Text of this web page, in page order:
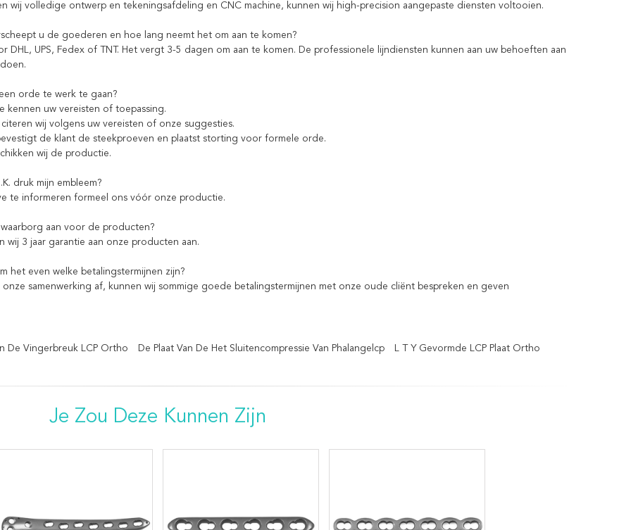
wij volledige ontwerp en tekeningsafdeling en CNC machine, kunnen wij high-precision aangepaste diensten voltooien.
u de goederen en hoe lang neemt het om aan te komen?
DHL, UPS, Fedex of TNT. Het vergt 3-5 dagen om aan te komen. De professionele lijndiensten kunnen aan uw behoeften aan
orde te werk te gaan?
kennen uw vereisten of toepassing.
wij volgens uw vereisten of onze suggesties.
de klant de steekproeven en plaatst storting voor formele orde.
wij de productie.
druk mijn embleem?
te informeren formeel ons vóór onze productie.
aan voor de producten?
wij 3 jaar garantie aan onze producten aan.
het even welke betalingstermijnen zijn?
onze samenwerking af, kunnen wij sommige goede betalingstermijnen met onze oude cliënt bespreken en geven
De Vingerbreuk LCP Ortho De Plaat Van De Het Sluitencompressie Van Phalangelcp L T Y Gevormde LCP Plaat Ortho
Je Zou Deze Kunnen Zijn